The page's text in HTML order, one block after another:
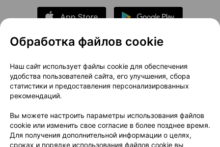
О проекте
Новости проекта
Размещение рекламы
Медицинский маркетинг
Публичный договор
Доставка
Способы оплаты
Вакансии
Партнеры
Написать руководителю 103.by
Обработка файлов cookie
Наш сайт использует файлы cookie для обеспечения
удобства пользователей сайта, его улучшения, сбора
статистики и предоставления персонализированных
рекомендаций.
Вы можете настроить параметры использования файлов
cookie или изменить свое согласие в более позднее время.
Для получения дополнительной информации о целях,
сроках и порядке использования файлов cookie вы